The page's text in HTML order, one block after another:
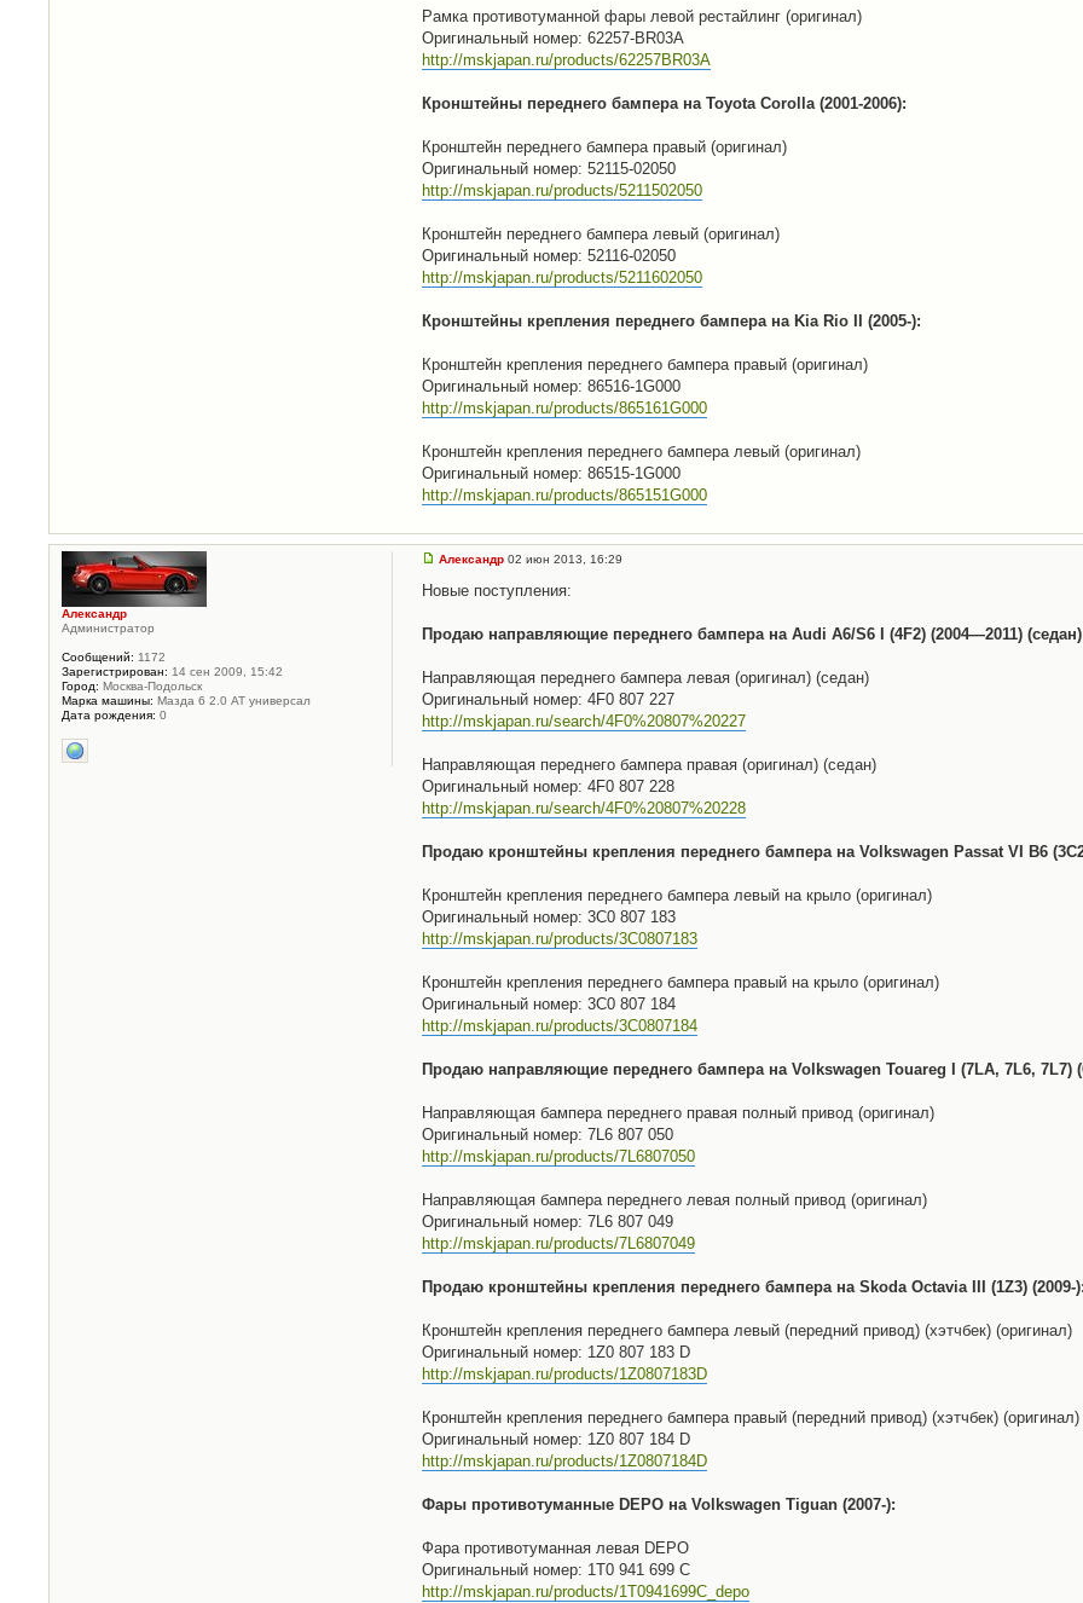
Рамка противотуманной фары левой рестайлинг (оригинал)
Оригинальный номер: 62257-BR03A
http://mskjapan.ru/products/62257BR03A
Кронштейны переднего бампера на Toyota Corolla (2001-2006):
Кронштейн переднего бампера правый (оригинал)
Оригинальный номер: 52115-02050
http://mskjapan.ru/products/5211502050
Кронштейн переднего бампера левый (оригинал)
Оригинальный номер: 52116-02050
http://mskjapan.ru/products/5211602050
Кронштейны крепления переднего бампера на Kia Rio II (2005-):
Кронштейн крепления переднего бампера правый (оригинал)
Оригинальный номер: 86516-1G000
http://mskjapan.ru/products/865161G000
Кронштейн крепления переднего бампера левый (оригинал)
Оригинальный номер: 86515-1G000
http://mskjapan.ru/products/865151G000
Александр 02 июн 2013, 16:29
Новые поступления:
Продаю направляющие переднего бампера на Audi A6/S6 I (4F2) (2004—2011)
Направляющая переднего бампера левая (оригинал) (седан)
Оригинальный номер: 4F0 807 227
http://mskjapan.ru/search/4F0%20807%20227
Направляющая переднего бампера правая (оригинал) (седан)
Оригинальный номер: 4F0 807 228
http://mskjapan.ru/search/4F0%20807%20228
Продаю кронштейны крепления переднего бампера на Volkswagen Passat VI B6
Кронштейн крепления переднего бампера левый на крыло (оригинал)
Оригинальный номер: 3C0 807 183
http://mskjapan.ru/products/3C0807183
Кронштейн крепления переднего бампера правый на крыло (оригинал)
Оригинальный номер: 3C0 807 184
http://mskjapan.ru/products/3C0807184
Продаю направляющие переднего бампера на Volkswagen Touareg I (7LA, 7L6, 7L7)
Направляющая бампера переднего правая полный привод (оригинал)
Оригинальный номер: 7L6 807 050
http://mskjapan.ru/products/7L6807050
Направляющая бампера переднего левая полный привод (оригинал)
Оригинальный номер: 7L6 807 049
http://mskjapan.ru/products/7L6807049
Продаю кронштейны крепления переднего бампера на Skoda Octavia III (1Z3) (2009-
Кронштейн крепления переднего бампера левый (передний привод) (хэтчбек) (оригинал)
Оригинальный номер: 1Z0 807 183 D
http://mskjapan.ru/products/1Z0807183D
Кронштейн крепления переднего бампера правый (передний привод) (хэтчбек) (оригинал)
Оригинальный номер: 1Z0 807 184 D
http://mskjapan.ru/products/1Z0807184D
Фары противотуманные DEPO на Volkswagen Tiguan (2007-):
Фара противотуманная левая DEPO
Оригинальный номер: 1T0 941 699 C
http://mskjapan.ru/products/1T0941699C_depo
Александр
Администратор
Сообщений: 1172
Зарегистрирован: 14 сен 2009, 15:42
Город: Москва-Подольск
Марка машины: Мазда 6 2.0 АТ универсал
Дата рождения: 0